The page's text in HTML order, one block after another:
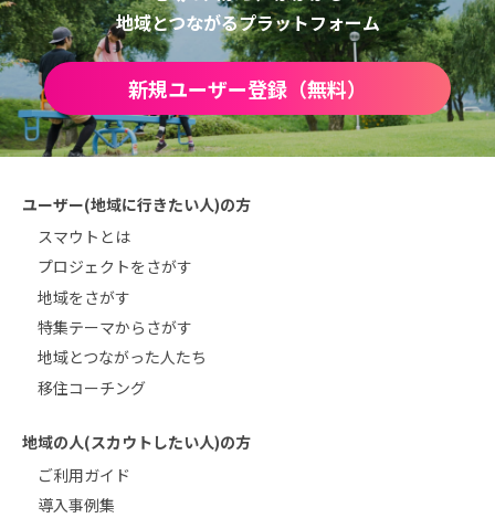
地域とつながるプラットフォーム
新規ユーザー登録（無料）
ユーザー(地域に行きたい人)の方
スマウトとは
プロジェクトをさがす
地域をさがす
特集テーマからさがす
地域とつながった人たち
移住コーチング
地域の人(スカウトしたい人)の方
ご利用ガイド
導入事例集